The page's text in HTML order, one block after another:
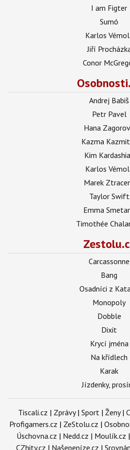
I am Figter
Sumó
Karlos
Jiří
Conor
Andrej Babiš
Petr Pavel
Hana
Kazma
Kim
Karlos
Marek
Taylor Swift
Emma
Timothée
Carcassonne
Bang
Osadníci z
Monopoly
Dobble
Dixit
Krycí jména
Na křídlech
Karak
Jízdenky,
Tiscali.cz | Zprávy| Sport | Ženy|
Profigamers.cz | ZeStolu.cz |
Úschovna.cz | Nedd.cz | Moulík.cz |
CZhity.cz | Našepeníze.cz |